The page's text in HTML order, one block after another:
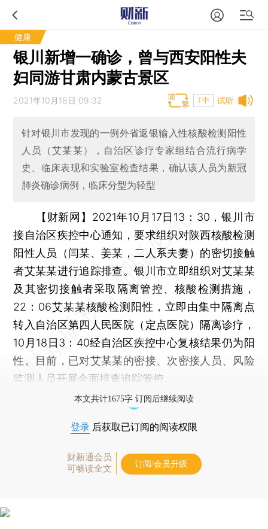
健康
银川新增一确诊，曾与西安阳性夫
妇同游甘肃内蒙古景区
试听
2021年10月18日 09:32 T中
针对银川市发现的一例外省返银输入性核酸检测阳性
人员（艾某某），自治区诊疗专家组结合流行病学
史、临床表现和实验室检查结果，确认该人员为新冠
肺炎确诊病例，临床分型为轻型
【财新网】 2021年10月17日13：30，银川市
接自治区疾控中心通知，要求组织对陕西核酸检测
阳性人员（闫某、姜某，二人系夫妻）的密切接触
者艾某某进行追踪排查。银川市立即组织对艾某某
及其密切接触者采取隔离管控、核酸检测措施，
22：06艾某某核酸检测阳性，立即由集中隔离点
转入自治区第四人民医院（定点医院）隔离诊疗，
10月18日3：40经自治区疾控中心复核结果仍为阳
性。目前，已对艾某某的密接、次密接人员、风险
监测人员开展全面排查追踪管控。
本文共计1675字 订阅后继续阅读
登录 后获取已订阅的阅读权限
财新通会员
可畅读全文
订阅/会员升级